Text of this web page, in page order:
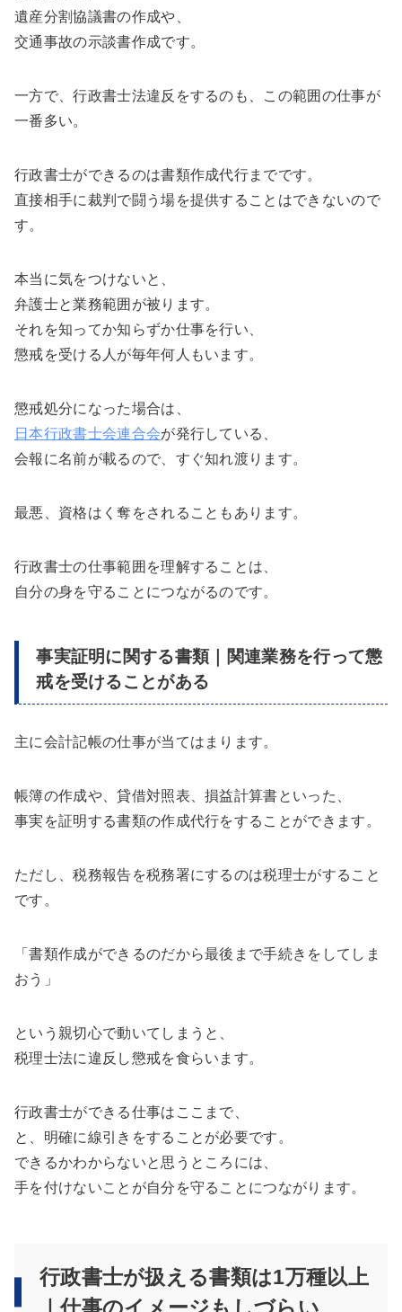
遺産分割協議書の作成や、
交通事故の示談書作成です。
一方で、行政書士法違反をするのも、この範囲の仕事が
一番多い。
行政書士ができるのは書類作成代行までです。
直接相手に裁判で闘う場を提供することはできないので
す。
本当に気をつけないと、
弁護士と業務範囲が被ります。
それを知ってか知らずか仕事を行い、
懲戒を受ける人が毎年何人もいます。
懲戒処分になった場合は、
日本行政書士会連合会が発行している、
会報に名前が載るので、すぐ知れ渡ります。
最悪、資格はく奪をされることもあります。
行政書士の仕事範囲を理解することは、
自分の身を守ることにつながるのです。
事実証明に関する書類｜関連業務を行って懲
戒を受けることがある
主に会計記帳の仕事が当てはまります。
帳簿の作成や、貸借対照表、損益計算書といった、
事実を証明する書類の作成代行をすることができます。
ただし、税務報告を税務署にするのは税理士がすること
です。
「書類作成ができるのだから最後まで手続きをしてしま
おう」
という親切心で動いてしまうと、
税理士法に違反し懲戒を食らいます。
行政書士ができる仕事はここまで、
と、明確に線引きをすることが必要です。
できるかわからないと思うところには、
手を付けないことが自分を守ることにつながります。
行政書士が扱える書類は1万種以上